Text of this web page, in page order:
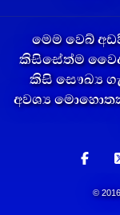
මෙම වෙබ්
කිසිසේත්ම
කිසි සෞඛ්‍ය
අවශ්‍ය
©